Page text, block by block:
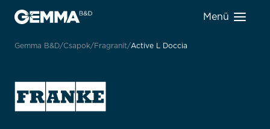
Menü
Gemma B&D Csapok Fragranit Active L Doccia